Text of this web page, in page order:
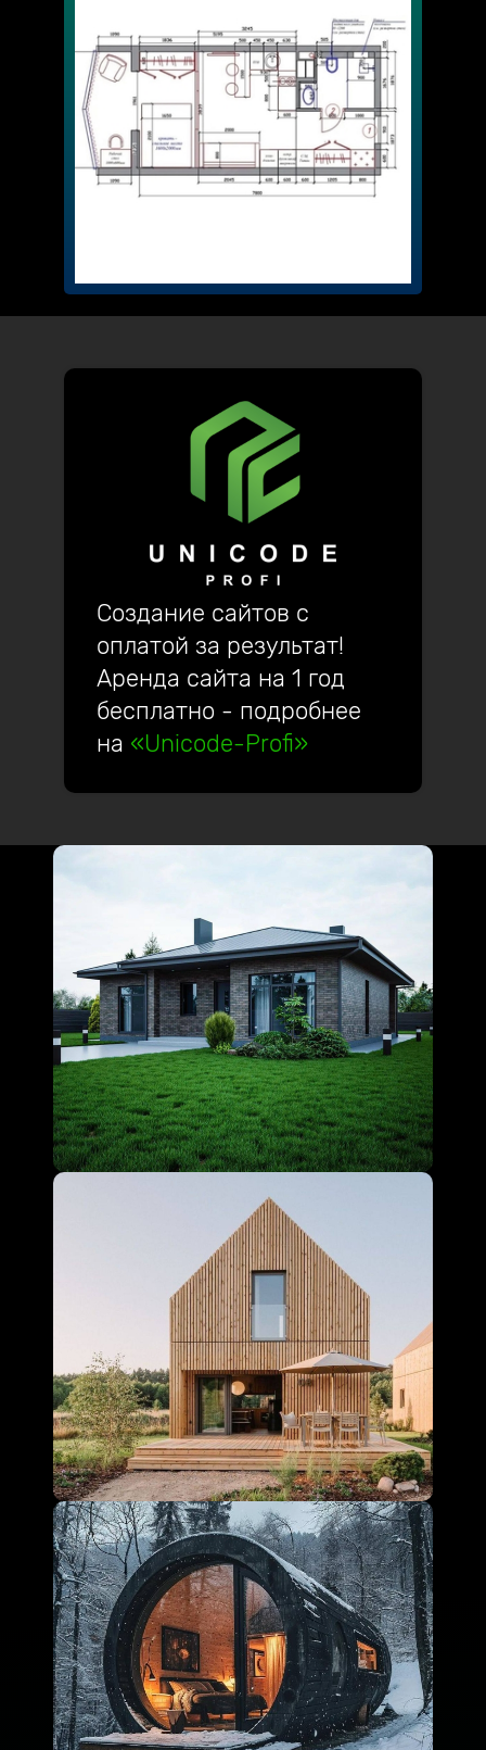
Создание сайтов с
оплатой за результат!
Аренда сайта на 1 год
бесплатно - подробнее
на «Unicode-Profi»